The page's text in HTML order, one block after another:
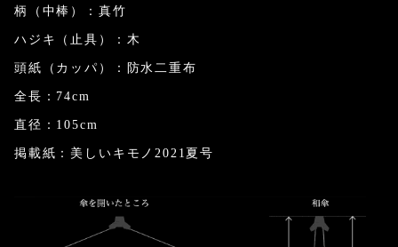
柄（中棒）：真竹
ハジキ（止具）：木
頭紙（カッパ）：防水二重布
全長：74cm
直径：105cm
掲載紙：美しいキモノ2021夏号